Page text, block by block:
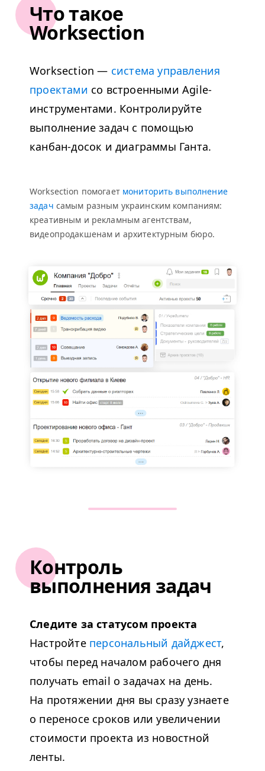
Что такое
Worksection
Worksection — система управления
проектами со встроенными Agile-
инструментами. Контролируйте
выполнение задач с помощью
канбан-досок и диаграммы Ганта.
Worksection помогает мониторить выполнение
задач самым разным украинским компаниям:
креативным и рекламным агентствам,
видеопродакшенам и архитектурным бюро.
Контроль
выполнения задач
Следите за статусом проекта
Настройте персональный дайджест,
чтобы перед началом рабочего дня
получать email о задачах на день.
На протяжении дня вы сразу узнаете
о переносе сроков или увеличении
стоимости проекта из новостной
ленты.